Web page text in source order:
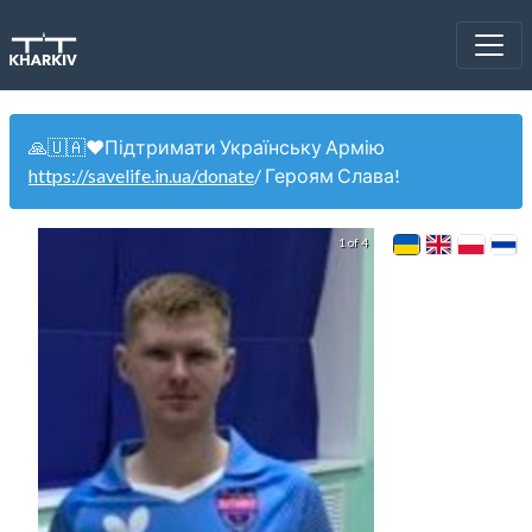
🙏🇺🇦❤️Підтримати Українську Армію
https://savelife.in.ua/donate/ Героям Слава!
1 of 4